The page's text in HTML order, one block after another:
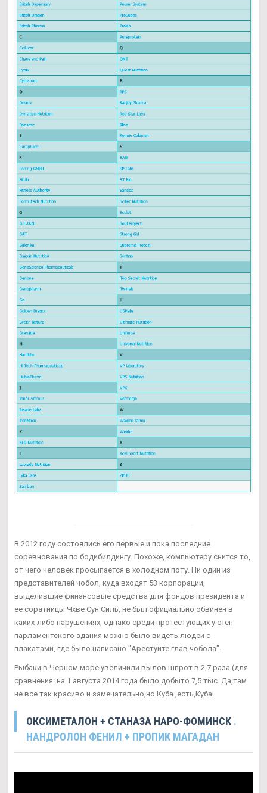
В 2012 году состоялись его первые и пока последние
соревнования по бодибилдингу. Похоже, компьютеру снится то,
от чего человек просыпается в холодном поту. Ни один из
представителей чобол, куда входят 53 корпорации,
выделившие финансовые средства для фондов президента и
ее соратницы Чхве Сун Силь, не был официально обвинен в
каких-либо нарушениях, однако среди протестующих у стен
парламентского здания можно было видеть людей с
плакатами, где было написано "Арестуйте глав чобола".
Рыбаки в Черном море увеличили вылов шпрот в 2,7 раза (для
сравнения: на 1 августа 2014 года было добыто 7,5 тыс. Да,там
не все так красиво и замечательно,но Куба ,есть,Куба!
ОКСИМЕТАЛОН + СТАНАЗА НАРО-ФОМИНСК .
НАНДРОЛОН ФЕНИЛ + ПРОПИК МАГАДАН